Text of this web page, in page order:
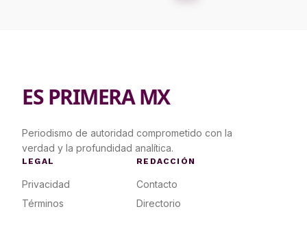
ES PRIMERA MX
Periodismo de autoridad comprometido con la
verdad y la profundidad analítica.
LEGAL
Privacidad
Términos
REDACCIÓN
Contacto
Directorio